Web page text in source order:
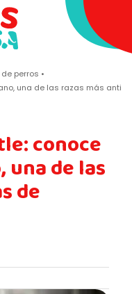
perros
una de las razas más
conoce
una de las
de